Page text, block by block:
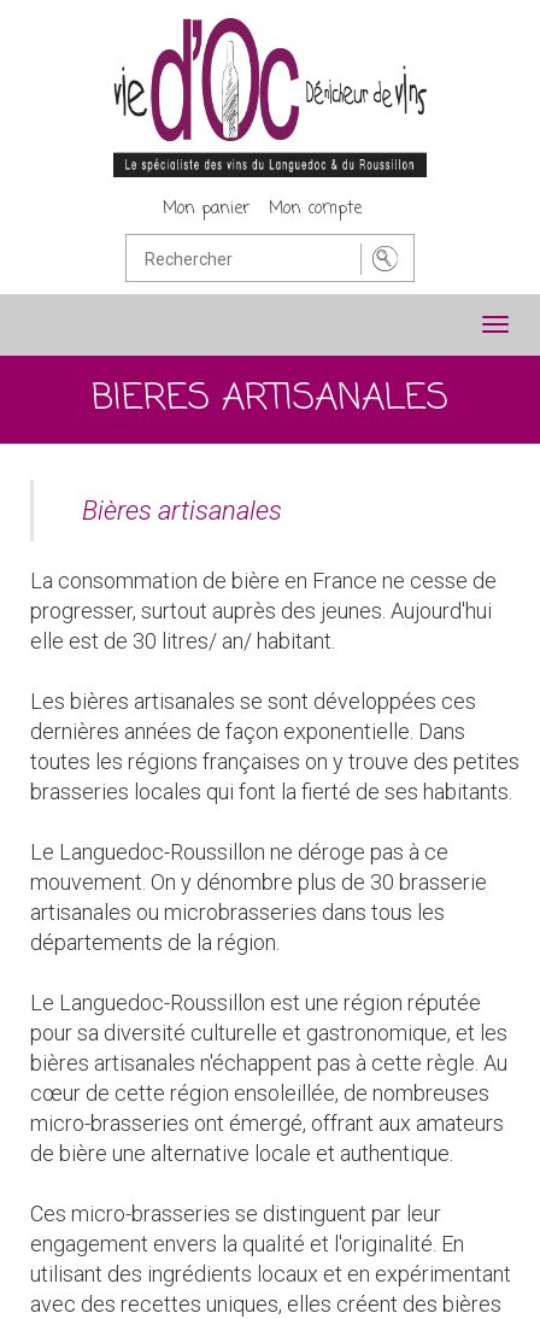
Mon panier Mon compte
BIERES ARTISANALES
Bières artisanales
La consommation de bière en France ne cesse de
progresser, surtout auprès des jeunes. Aujourd'hui
elle est de 30 litres/ an/ habitant.
Les bières artisanales se sont développées ces
dernières années de façon exponentielle. Dans
toutes les régions françaises on y trouve des petites
brasseries locales qui font la fierté de ses habitants.
Le Languedoc-Roussillon ne déroge pas à ce
mouvement. On y dénombre plus de 30 brasserie
artisanales ou microbrasseries dans tous les
départements de la région.
Le Languedoc-Roussillon est une région réputée
pour sa diversité culturelle et gastronomique, et les
bières artisanales n'échappent pas à cette règle. Au
cœur de cette région ensoleillée, de nombreuses
micro-brasseries ont émergé, offrant aux amateurs
de bière une alternative locale et authentique.
Ces micro-brasseries se distinguent par leur
engagement envers la qualité et l'originalité. En
utilisant des ingrédients locaux et en expérimentant
avec des recettes uniques, elles créent des bières